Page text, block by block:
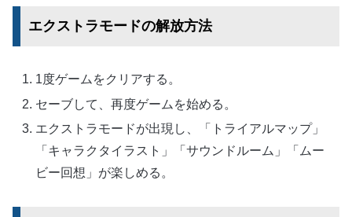
エクストラモードの解放方法
1度ゲームをクリアする。
セーブして、再度ゲームを始める。
エクストラモードが出現し、「トライアルマップ」
「キャラクタイラスト」「サウンドルーム」「ムー
ビー回想」が楽しめる。